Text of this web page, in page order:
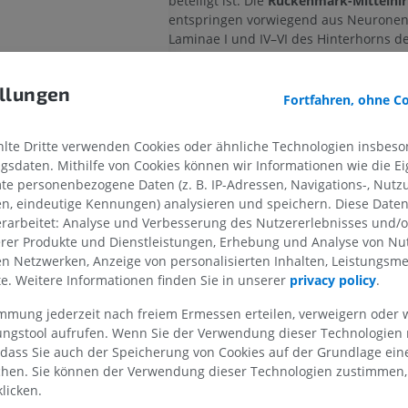
des Rückenmarks
Rückenmarks
Rückenmarks
des Rückenmarks
des Rückenmarks
entspringen vorwiegend aus
Laminae I und IV–VI des Hinterhorns
Rückenmarks lokalisiert sind, kreuzen
anterolateralen Strang, um das
können jedoch ipsilateral verbleiben.
Diese Fasern leiten nozizeptive
(Schmerz und Temperatur) zu
des Mittelhirns weiter, darunter das
periaquäduktale Grau, den Nucleus
den Roten Kern, den Oberen Hügel
Tractus spinotectalis), die Prätektalen
parabrachialis sowie die
Retikulärformation. Unter diesen
periaquäduktale Graueine zentrale
endogenen Schmerzmodulation ein,
MRT der oberen Extremität
MRT
PREMIUM
MRT der Schulter
MRT
PREMIUM
MRT des Handgelenks
MRT
PREMIUM
Untere
Abbildungen
PREMIUM
unteren
Röntgenbilder
MRT der
Fortfahren, ohne
Dritte verwenden Cookies oder ähnliche Technologien
Mithilfe von Cookies können wir Informationen wie die
personenbezogene Daten (z. B. IP-Adressen, Navigations-,
eindeutige Kennungen) analysieren und speichern. Diese
Analyse und Verbesserung des Nutzererlebnisses und/
Produkte und Dienstleistungen, Erhebung und Analyse von
Netzwerken, Anzeige von personalisierten Inhalten,
Weitere Informationen finden Sie in unserer privacy policy.
jederzeit nach freiem Ermessen erteilen, verweigern oder
aufrufen. Wenn Sie der Verwendung dieser
Sie auch der Speicherung von Cookies auf der Grundlage
Sie können der Verwendung dieser Technologien